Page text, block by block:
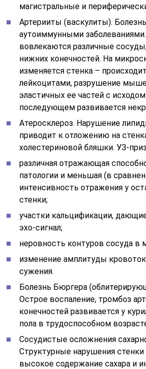
магистральные и
Артерииты (васкулиты).
аутоиммунными
вовлекаются различные
нижних конечностей. На
изменяется стенка –
лейкоцитами, разрушение
эластичных ее частей с
последующем развивается
Атеросклероз. Нарушение
приводит к отложению на
холестериновой бляшки. УЗ-
различная отражающая
патологии и меньшая (в
интенсивность отражения у
стенки;
участки кальцификации,
эхо-сигнал;
неровность контуров сосуда в
изменение амплитуды
сужения.
Болезнь Бюргера
Острое воспаление, тромбоз
конечностей развивается у
пола в трудоспособном
Сосудистые осложнения
Структурные нарушения
высокое содержание сахара и